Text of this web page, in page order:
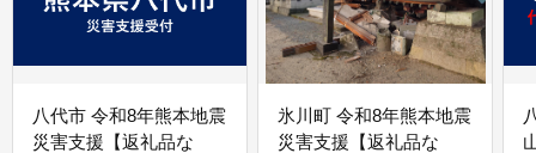
八代市 令和8年熊本地震
災害支援【返礼品な
氷川町 令和8年熊本地震
災害支援【返礼品な